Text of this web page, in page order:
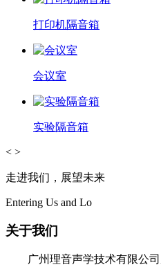
打印机隔音箱
会议室
实验隔音箱
< >
走进我们，展望未来
Entering Us and Lo
关于我们
广州理音声学技术有限公司